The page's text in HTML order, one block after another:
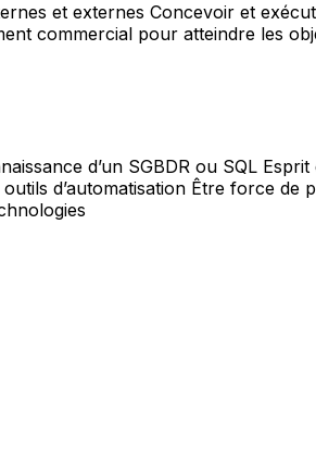
et externes Concevoir et
commercial pour atteindre les
d’un SGBDR ou SQL
d’automatisation Être force